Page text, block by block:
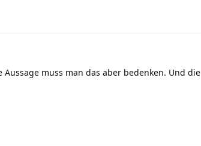
muss man das aber bedenken. Und die